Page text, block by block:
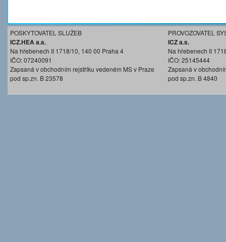
POSKYTOVATEL SLUŽEB
ICZ.HEA a.s.
Na hřebenech II 1718/10, 140 00 Praha 4
IČO: 07240091
Zapsaná v obchodním rejstříku vedeném MS v Praze
pod sp.zn. B 23578
PROVOZOVATEL
ICZ a.s.
Na hřebenech II
IČO: 25145444
Zapsaná v
pod sp.zn. B 4840